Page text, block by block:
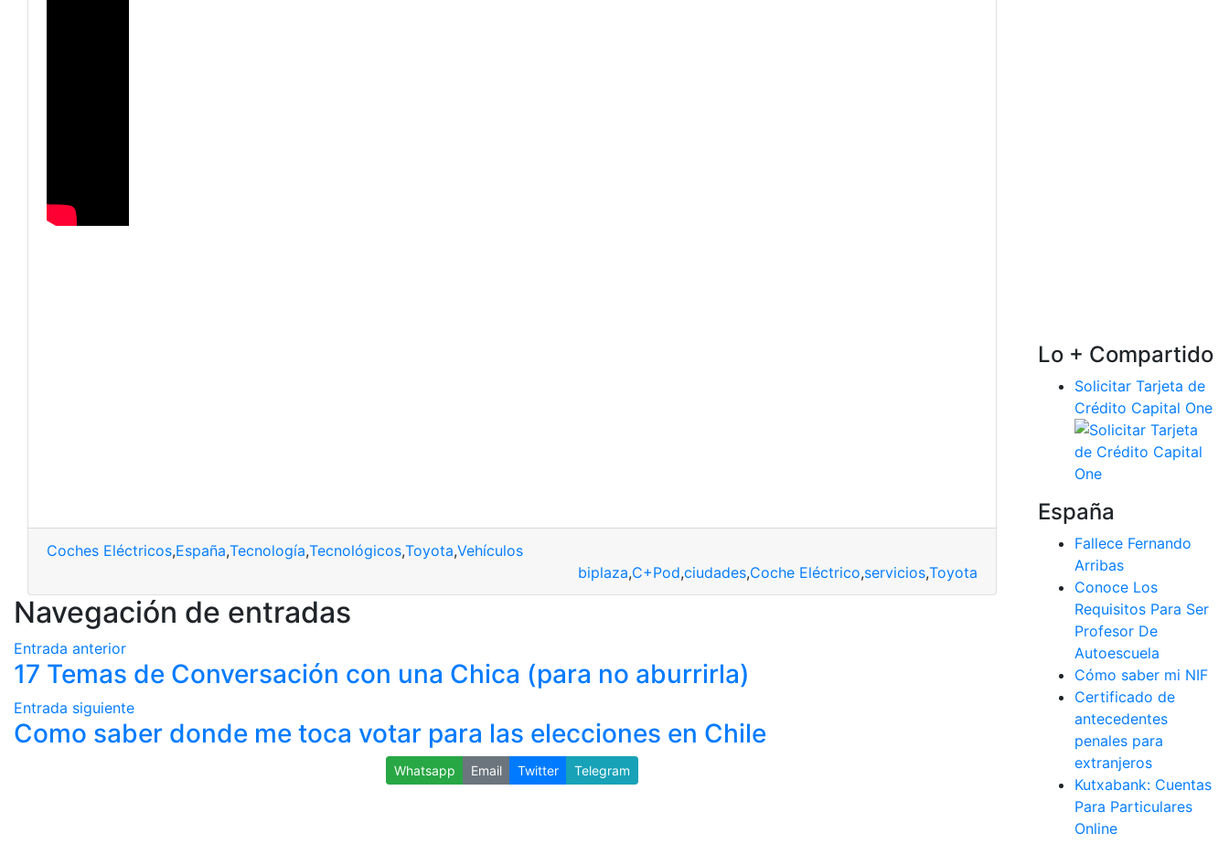
Coches Eléctricos,España,Tecnología,Tecnológicos,Toyota,Vehículos
biplaza,C+Pod,ciudades,Coche Eléctrico,servicios,Toyota
Navegación de entradas
Entrada anterior
17 Temas de Conversación con una Chica (para no aburrirla)
Entrada siguiente
Como saber donde me toca votar para las elecciones en Chile
Whatsapp Email Twitter Telegram
Lo + Compartido
Solicitar Tarjeta de
Crédito Capital One
España
Fallece Fernando
Arribas
Conoce Los
Requisitos Para Ser
Profesor De
Autoescuela
Cómo saber mi NIF
Certificado de
antecedentes
penales para
extranjeros
Kutxabank: Cuentas
Para Particulares
Online